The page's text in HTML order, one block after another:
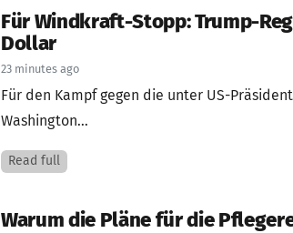
Für Windkraft-Stopp: Trump-
Dollar
23 minutes ago
Für den Kampf gegen die unter US-
Washington...
Read full
Warum die Pläne für die